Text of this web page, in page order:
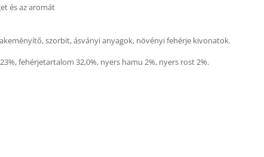
és az aromát
szorbit, ásványi anyagok, növényi fehérje kivonatok.
fehérjetartalom 32,0%, nyers hamu 2%, nyers rost 2%.